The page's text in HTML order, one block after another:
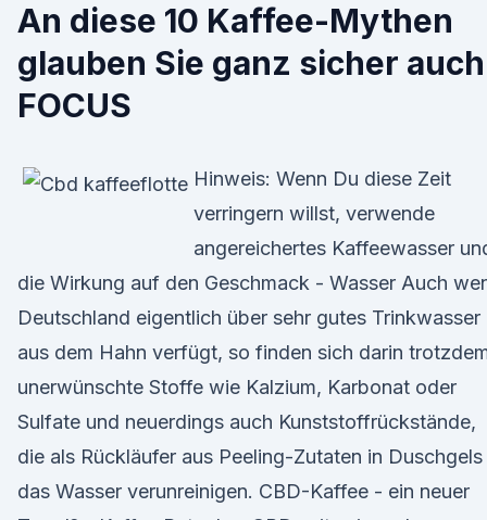
An diese 10 Kaffee-Mythen
glauben Sie ganz sicher
FOCUS
Hinweis: Wenn Du diese Zeit
verringern willst, verwende
angereichertes Kaffeewasser
die Wirkung auf den Geschmack - Wasser Auch
Deutschland eigentlich über sehr gutes Trinkwasser
aus dem Hahn verfügt, so finden sich darin
unerwünschte Stoffe wie Kalzium, Karbonat oder
Sulfate und neuerdings auch Kunststoffrückstände,
die als Rückläufer aus Peeling-Zutaten in Duschgels
das Wasser verunreinigen. CBD-Kaffee - ein neuer